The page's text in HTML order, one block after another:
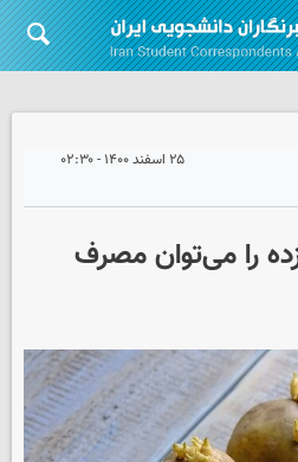
۲۵ اسفند ۱۴۰۰ - ۰۲:۳۰
را می‌توان مصرف